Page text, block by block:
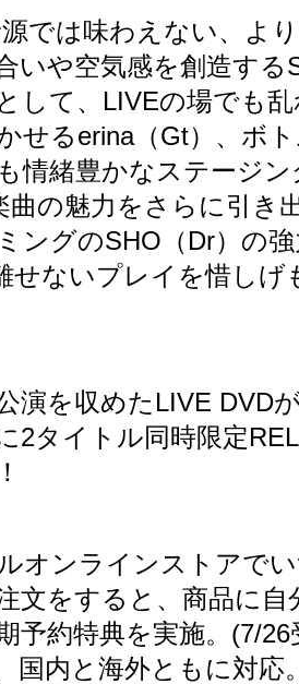
では味わえない、よ
いや空気感を創造する
して、LIVEの場でも
せるerina（Gt）、ボ
情緒豊かなステージ
曲の魅力をさらに引き
ングのSHO（Dr）の
せないプレイを惜しげ
演を収めたLIVE DVD
2タイトル同時限定
オンラインストアで
文をすると、商品に自
予約特典を実施。(7/
国内と海外ともに対応